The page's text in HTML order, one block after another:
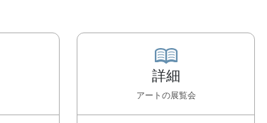
詳細
アート の展覧会